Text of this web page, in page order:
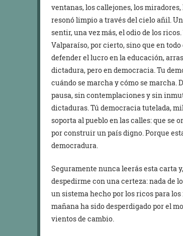
ventanas, los callejones, los
resonó limpio a través del cielo añil.
sentir, una vez más, el odio de los
Valparaíso, por cierto, sino que en
defender el lucro en la educación,
dictadura, pero en democracia. Tu
cuándo se marcha y cómo se
pausa, sin contemplaciones y sin
dictaduras. Tú democracia tutelada,
soporta al pueblo en las calles: que se
por construir un país digno. Porque
democradura.
Seguramente nunca leerás esta carta
despedirme con una certeza: nada de
un sistema hecho por los ricos para
mañana ha sido desperdigado por el
vientos de cambio.